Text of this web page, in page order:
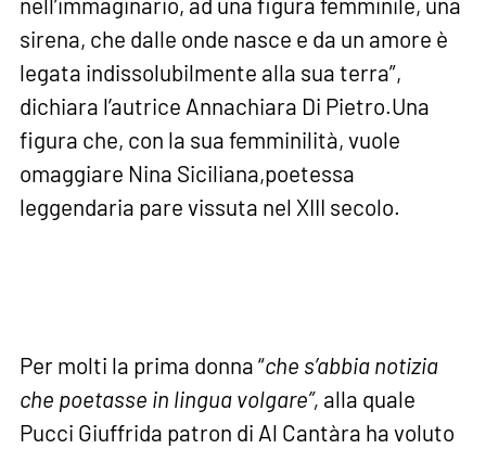
sirena, che dalle onde nasce e da un amore è
legata indissolubilmente alla sua terra”,
dichiara l’autrice Annachiara Di Pietro.Una
figura che, con la sua femminilità, vuole
omaggiare Nina Siciliana,poetessa
leggendaria pare vissuta nel XIII secolo.
Per molti la prima donna “che s’abbia notizia
che poetasse in lingua volgare”, alla quale
Pucci Giuffrida patron di Al Cantàra ha voluto